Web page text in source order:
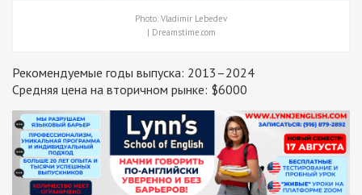
Photo: Vladimir Lebedev
| Dreamstime.com
Рекомендуемые годы выпуска: 2013–2024
Средняя цена на вторичном рынке: $6000